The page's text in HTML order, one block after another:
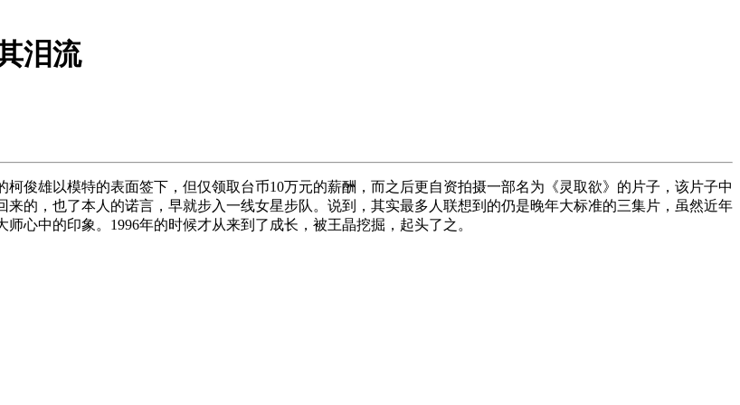
泪流
雄以模特的表面签下，但仅领取台币10万元的薪酬，而之后更自资拍摄一部名为《灵取欲》的片子，该片子中
的，也了本人的诺言，早就步入一线女星步队。说到，其实最多人联想到的仍是晚年大标准的三集片，虽然近年
心中的印象。1996年的时候才从来到了成长，被王晶挖掘，起头了之。